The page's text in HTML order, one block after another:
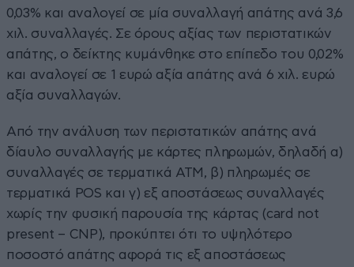
0,03% και αναλογεί σε μία συναλλαγή απάτης ανά 3,6
χιλ. συναλλαγές. Σε όρους αξίας των περιστατικών
απάτης, ο δείκτης κυμάνθηκε στο επίπεδο του 0,02%
και αναλογεί σε 1 ευρώ αξία απάτης ανά 6 χιλ. ευρώ
αξία συναλλαγών.
Από την ανάλυση των περιστατικών απάτης ανά
δίαυλο συναλλαγής με κάρτες πληρωμών, δηλαδή α)
συναλλαγές σε τερματικά ΑΤΜ, β) πληρωμές σε
τερματικά POS και γ) εξ αποστάσεως συναλλαγές
χωρίς την φυσική παρουσία της κάρτας (card not
present – CNP), προκύπτει ότι το υψηλότερο
ποσοστό απάτης αφορά τις εξ αποστάσεως